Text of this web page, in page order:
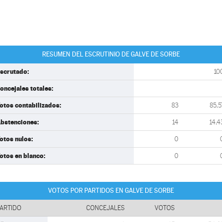
RESUMEN DEL ESCRUTINIO DE GALVE DE SORBE
totales:
contabilizados: 83
14
nulos: 0
en blanco: 0
VOTOS POR PARTIDOS EN GALVE DE SORBE
CONCEJALES VOTOS